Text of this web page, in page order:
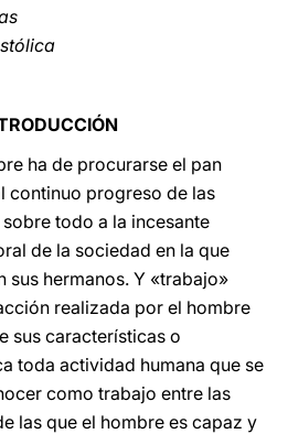
ha de procurarse el pan
continuo progreso de las
todo a la incesante
de la sociedad en la que
sus hermanos. Y «trabajo»
realizada por el hombre
sus características o
toda actividad humana que se
como trabajo entre las
las que el hombre es capaz y